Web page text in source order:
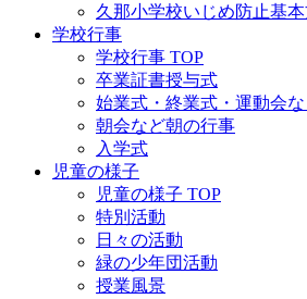
久那小学校いじめ防止基
学校行事
学校行事 TOP
卒業証書授与式
始業式・終業式・運動会
朝会など朝の行事
入学式
児童の様子
児童の様子 TOP
特別活動
日々の活動
緑の少年団活動
授業風景